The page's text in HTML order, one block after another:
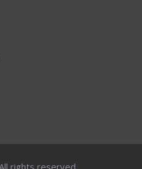
rights reserved.